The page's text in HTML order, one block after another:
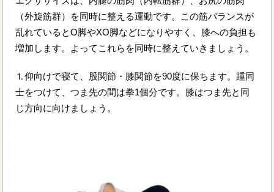
（外旋筋群）を同時に整える運動です。この筋バランスが
乱れているとO脚やXO脚などになりやすく、膝への負担も
増加します。よってこれらを同時に整えていきましょう。
⒈仰向けで寝て、股関節・膝関節を90度に保ちます。踵同
士をつけて、つま先の間は拳1個分です。膝はつま先と同
じ方向に向けましょう。